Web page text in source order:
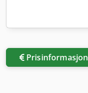
Prisinformasjon